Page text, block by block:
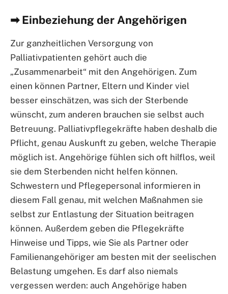
➡ Einbeziehung der Angehörigen
Zur ganzheitlichen Versorgung von
Palliativpatienten gehört auch die
„Zusammenarbeit“ mit den Angehörigen. Zum
einen können Partner, Eltern und Kinder viel
besser einschätzen, was sich der Sterbende
wünscht, zum anderen brauchen sie selbst auch
Betreuung. Palliativpflegekräfte haben deshalb die
Pflicht, genau Auskunft zu geben, welche Therapie
möglich ist. Angehörige fühlen sich oft hilflos, weil
sie dem Sterbenden nicht helfen können.
Schwestern und Pflegepersonal informieren in
diesem Fall genau, mit welchen Maßnahmen sie
selbst zur Entlastung der Situation beitragen
können. Außerdem geben die Pflegekräfte
Hinweise und Tipps, wie Sie als Partner oder
Familienangehöriger am besten mit der seelischen
Belastung umgehen. Es darf also niemals
vergessen werden: auch Angehörige haben